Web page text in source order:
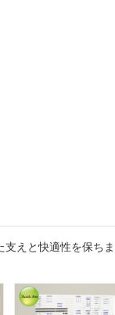
えと快適性を保ち